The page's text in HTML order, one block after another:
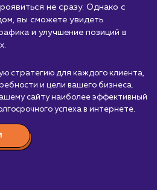
₽
"Продвижение молодых
000 рублей в месяц. Эта услуга
для вновь созданных или
которые ещё не успели